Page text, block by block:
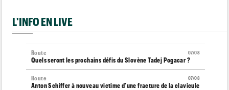
L'INFO EN LIVE
07/08
Route
Quels seront les prochains défis du Slovène Tadej Pogacar ?
07/08
Route
Anton Schiffer à nouveau victime d'une fracture de la clavicule